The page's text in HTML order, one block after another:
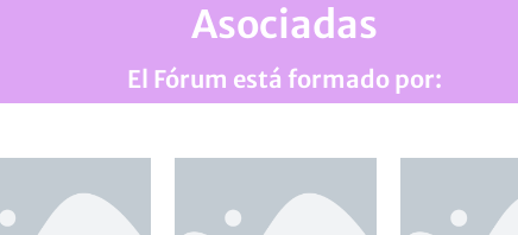
Asociadas
El Fórum está formado por: